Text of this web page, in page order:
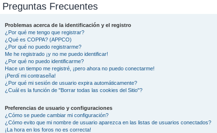
Preguntas Frecuentes
Problemas acerca de la identificación y el registro
¿Por qué me tengo que registrar?
¿Qué es COPPA? (APPCO)
¿Por qué no puedo registrarme?
Me he registrado ¡y no me puedo identificar!
¿Por qué no puedo identificarme?
Hace un tiempo me registré, ¡pero ahora no puedo conectarme!
¡Perdí mi contraseña!
¿Por qué mi sesión de usuario expira automáticamente?
¿Cuál es la función de "Borrar todas las cookies del Sitio"?
Preferencias de usuario y configuraciones
¿Cómo se puede cambiar mi configuración?
¿Cómo evito que mi nombre de usuario aparezca en las listas de usuarios conectados?
¡La hora en los foros no es correcta!